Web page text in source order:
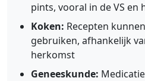
pints, vooral in de VS en
Koken: Recepten
gebruiken, afhankelijk
herkomst
Geneeskunde: